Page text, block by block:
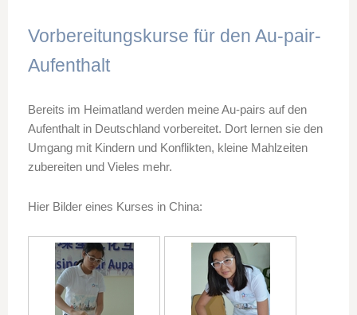
Vorbereitungskurse für den Au-pair-
Aufenthalt
Bereits im Heimatland werden meine Au-pairs auf den
Aufenthalt in Deutschland vorbereitet. Dort lernen sie den
Umgang mit Kindern und Konflikten, kleine Mahlzeiten
zubereiten und Vieles mehr.
Hier Bilder eines Kurses in China: